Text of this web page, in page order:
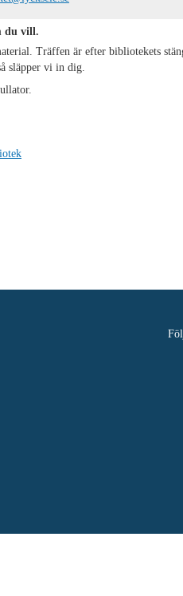
du vill.
Träffen är efter bibliotekets
släpper vi in dig.